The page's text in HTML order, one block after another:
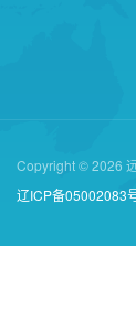
Copyright © 2026
辽ICP备05002083